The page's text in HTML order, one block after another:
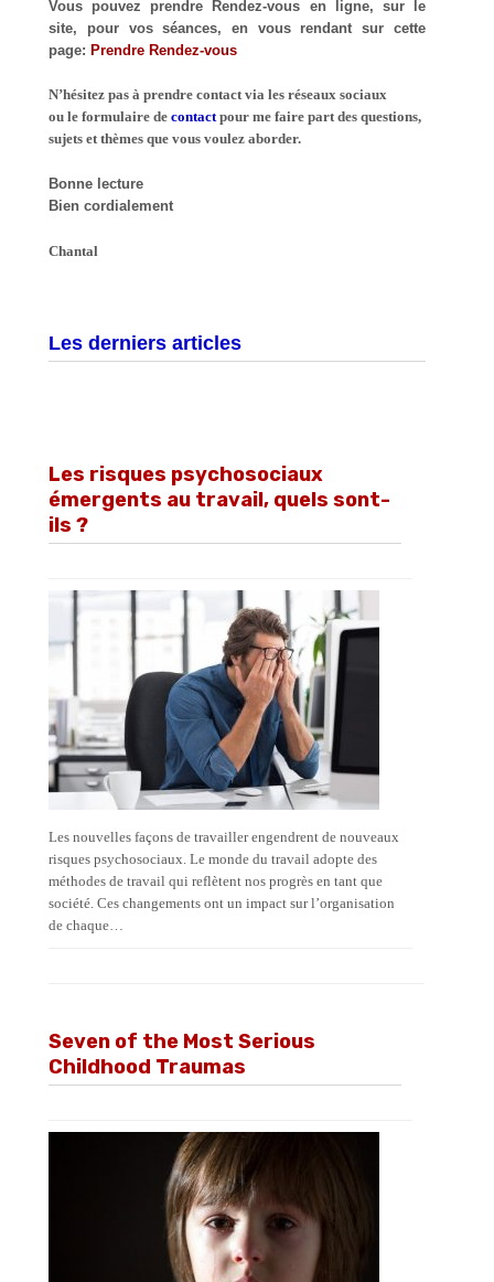
Vous pouvez prendre Rendez-vous en ligne, sur le
site, pour vos séances, en vous rendant sur cette
page:Prendre Rendez-vous
N’hésitez pas à prendre contact via les réseaux sociaux
ou le formulaire decontact pour me faire part des questions,
sujets et thèmes que vous voulez aborder.
Bonne lecture
Bien cordialement
Chantal
Les derniers articles
Les risques psychosociaux
émergents au travail, quels sont-
ils ?
Les nouvelles façons de travailler engendrent de nouveaux
risques psychosociaux. Le monde du travail adopte des
méthodes de travail qui reflètent nos progrès en tant que
société. Ces changements ont un impact sur l’organisation
de chaque…
Seven of the Most Serious
Childhood Traumas